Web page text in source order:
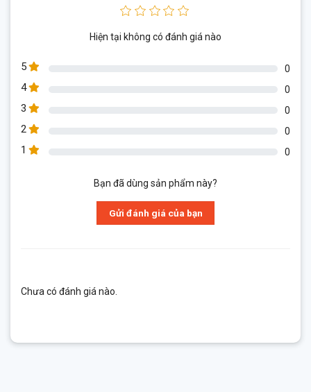
Hiện tại không có đánh giá nào
5 0
4 0
3 0
2 0
1 0
Bạn đã dùng sản phẩm này?
Gửi đánh giá của bạn
Chưa có đánh giá nào.